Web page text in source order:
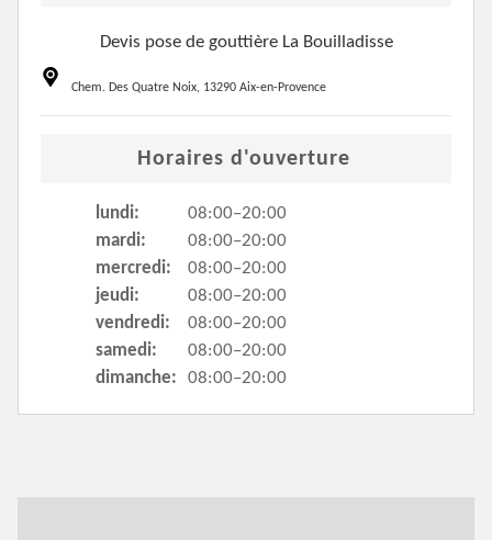
Devis pose de gouttière La Bouilladisse
Chem. Des Quatre Noix, 13290 Aix-en-Provence
Horaires d'ouverture
lundi:
08:00–20:00
mardi:
08:00–20:00
mercredi:
08:00–20:00
jeudi:
08:00–20:00
vendredi:
08:00–20:00
samedi:
08:00–20:00
dimanche:
08:00–20:00